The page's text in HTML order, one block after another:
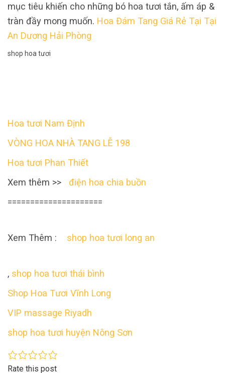
mục tiêu khiến cho những bó hoa tươi tắn, ấm áp &
tràn đầy mong muốn. Hoa Đám Tang Giá Rẻ Tại Tại
An Dương Hải Phòng
shop hoa tươi
Hoa tươi Nam Định
VÒNG HOA NHÀ TANG LỄ 198
Hoa tươi Phan Thiết
Xem thêm >>
điện hoa chia buồn
=====================
Xem Thêm : shop hoa tươi long an
, shop hoa tươi thái bình
Shop Hoa Tươi Vĩnh Long
VIP massage Riyadh
shop hoa tươi huyện Nông Sơn
Rate this post